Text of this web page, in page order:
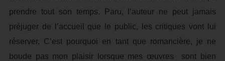
prendre tout son temps. Paru, l’auteur ne peut jamais
préjuger de l’accueil que le public, les critiques vont lui
réserver. C’est pourquoi en tant que romancière, je ne
boude pas mon plaisir lorsque mes œuvres sont bien